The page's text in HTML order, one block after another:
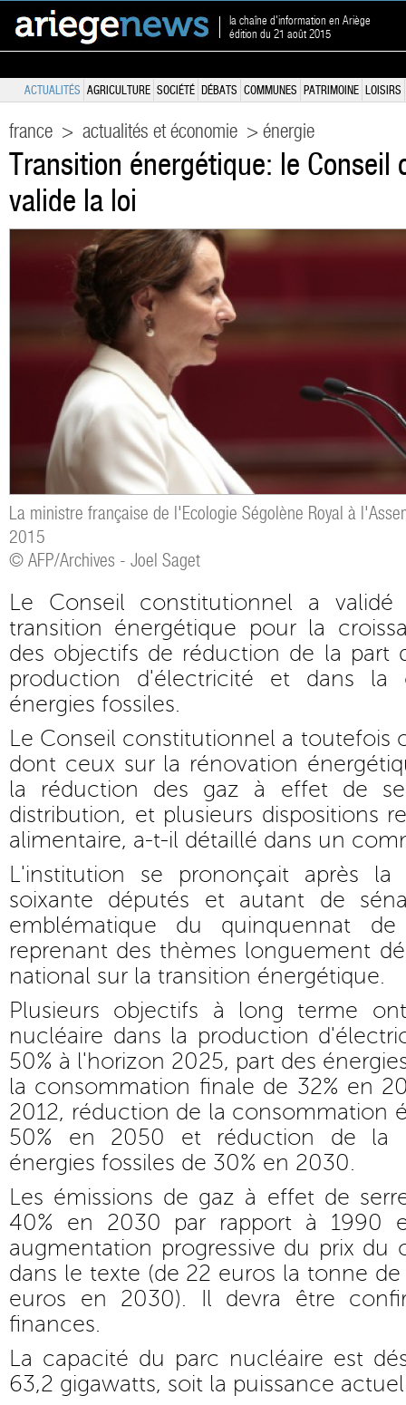
la chaîne d'information en Ariège
édition du 21 août 2015
ACTUALITÉS AGRICULTURE SOCIÉTÉ DÉBATS COMMUNES PATRIMOINE LOISIRS
france > actualités et économie > énergie
Transition énergétique: le Conseil
valide la loi
La ministre française de l'Ecologie Ségolène Royal à
2015
© AFP/Archives - Joel Saget
Le Conseil constitutionnel a
transition énergétique pour la
des objectifs de réduction de la part
production d'électricité et dans la
énergies fossiles.
Le Conseil constitutionnel a toutefois
dont ceux sur la rénovation
la réduction des gaz à effet de
distribution, et plusieurs dispositions
alimentaire, a-t-il détaillé dans un
L'institution se prononçait après
soixante députés et autant de
emblématique du quinquennat de
reprenant des thèmes longuement
national sur la transition énergétique.
Plusieurs objectifs à long terme
nucléaire dans la production
50% à l'horizon 2025, part des
la consommation finale de 32% en
2012, réduction de la consommation
50% en 2050 et réduction de la
énergies fossiles de 30% en 2030.
Les émissions de gaz à effet de
40% en 2030 par rapport à 1990
augmentation progressive du prix du
dans le texte (de 22 euros la tonne
euros en 2030). Il devra être
finances.
La capacité du parc nucléaire est
63,2 gigawatts, soit la puissance